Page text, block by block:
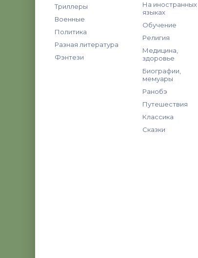
Триллеры
Военные
Политика
Разная литература
Фэнтези
На иностранных
языках
Обучение
Религия
Медицина,
здоровье
Биографии,
мемуары
Ранобэ
Путешествия
Классика
Сказки